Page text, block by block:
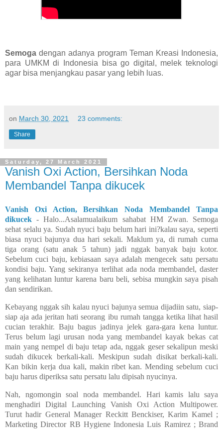
Semoga dengan adanya program Teman Kreasi Indonesia,
para UMKM di Indonesia bisa go digital, melek teknologi
agar bisa menjangkau pasar yang lebih luas.
on March 30, 2021 23 comments:
Share
Saturday, 27 March 2021
Vanish Oxi Action, Bersihkan Noda
Membandel Tanpa dikucek
Vanish Oxi Action, Bersihkan Noda Membandel Tanpa
dikucek -Halo...Asalamualaikum sahabat HM Zwan. Semoga
sehat selalu ya. Sudah nyuci baju belum hari ini?kalau saya, seperti
biasa nyuci bajunya dua hari sekali. Maklum ya, di rumah cuma
tiga orang (satu anak 5 tahun) jadi nggak banyak baju kotor.
Sebelum cuci baju, kebiasaan saya adalah mengecek satu persatu
kondisi baju. Yang sekiranya terlihat ada noda membandel, daster
yang kelihatan luntur karena baru beli, sebisa mungkin saya pisah
dan sendirikan.
Kebayang nggak sih kalau nyuci bajunya semua dijadiin satu, siap-
siap aja ada jeritan hati seorang ibu rumah tangga ketika lihat hasil
cucian terakhir. Baju bagus jadinya jelek gara-gara kena luntur.
Terus belum lagi urusan noda yang membandel kayak bekas cat
main yang nempel di baju tetap ada, nggak geser sekalipun meski
sudah dikucek berkali-kali. Meskipun sudah disikat berkali-kali.
Kan bikin kerja dua kali, makin ribet kan. Mending sebelum cuci
baju harus diperiksa satu persatu lalu dipisah nyucinya.
Nah, ngomongin soal noda membandel. Hari kamis lalu saya
menghadiri Digital Launching Vanish Oxi Action Multipower.
Turut hadir General Manager Reckitt Benckiser, Karim Kamel ;
Marketing Director RB Hygiene Indonesia Luis Ramirez ; Brand